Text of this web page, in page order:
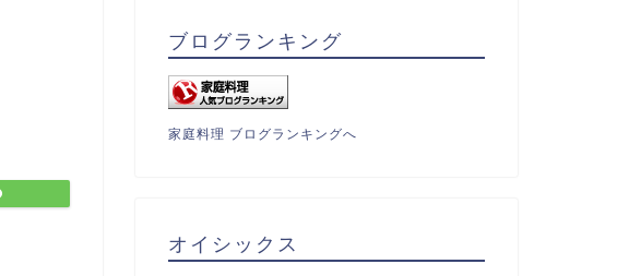
ブログランキング
家庭料理 ブログランキングへ
オイシックス